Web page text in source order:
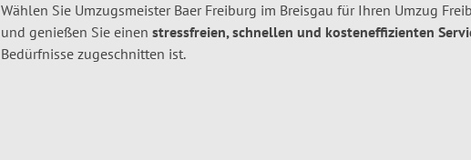
Wählen Sie Umzugsmeister Baer Freiburg im Breisgau für Ihren Umzug
und genießen Sie einen stressfreien, schnellen und kosteneffizienten
Bedürfnisse zugeschnitten ist.